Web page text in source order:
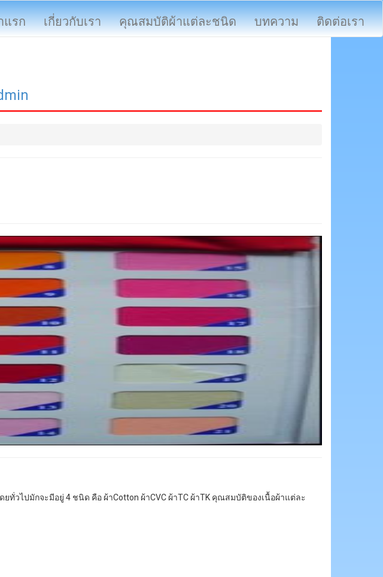
แรก เกี่ยวกับเรา คุณสมบัติผ้าแต่ละชนิด บทความ ติดต่อเรา
ไปมักจะมีอยู่ 4 ชนิด คือ ผ้าCotton ผ้าCVC ผ้าTC ผ้าTK คุณสมบัติของเนื้อผ้าแต่ละ